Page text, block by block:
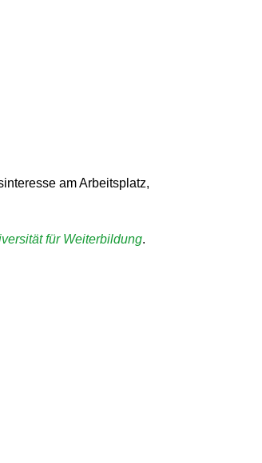
am Arbeitsplatz,
für Weiterbildung.